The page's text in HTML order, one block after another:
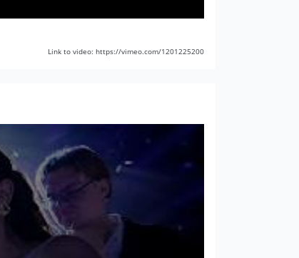
Link to video: https://vimeo.com/1201225200